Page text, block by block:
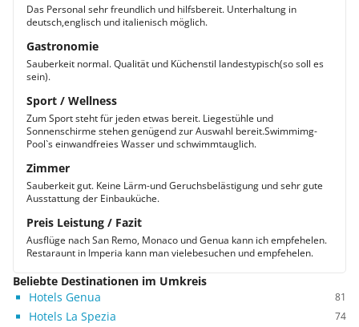
Das Personal sehr freundlich und hilfsbereit. Unterhaltung in
deutsch,englisch und italienisch möglich.
Gastronomie
Sauberkeit normal. Qualität und Küchenstil landestypisch(so soll es
sein).
Sport / Wellness
Zum Sport steht für jeden etwas bereit. Liegestühle und
Sonnenschirme stehen genügend zur Auswahl bereit.Swimmimg-
Pool`s einwandfreies Wasser und schwimmtauglich.
Zimmer
Sauberkeit gut. Keine Lärm-und Geruchsbelästigung und sehr gute
Ausstattung der Einbauküche.
Preis Leistung / Fazit
Ausflüge nach San Remo, Monaco und Genua kann ich empfehelen.
Restaraunt in Imperia kann man vielebesuchen und empfehelen.
Beliebte Destinationen im Umkreis
Hotels Genua
81
Hotels La Spezia 74